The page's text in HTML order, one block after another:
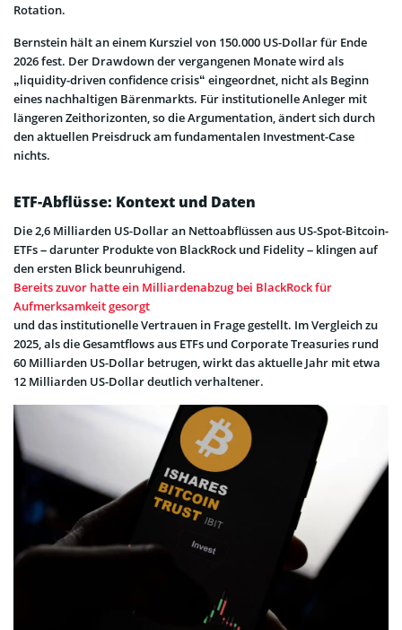
Rotation.
Bernstein hält an einem Kursziel von 150.000 US-Dollar für Ende
2026 fest. Der Drawdown der vergangenen Monate wird als
„liquidity-driven confidence crisis“ eingeordnet, nicht als Beginn
eines nachhaltigen Bärenmarkts. Für institutionelle Anleger mit
längeren Zeithorizonten, so die Argumentation, ändert sich durch
den aktuellen Preisdruck am fundamentalen Investment-Case
nichts.
ETF-Abflüsse: Kontext und Daten
Die 2,6 Milliarden US-Dollar an Nettoabflüssen aus US-Spot-Bitcoin-
ETFs – darunter Produkte von BlackRock und Fidelity – klingen auf
den ersten Blick beunruhigend.
Bereits zuvor hatte ein Milliardenabzug bei BlackRock für
Aufmerksamkeit gesorgt
und das institutionelle Vertrauen in Frage gestellt. Im Vergleich zu
2025, als die Gesamtflows aus ETFs und Corporate Treasuries rund
60 Milliarden US-Dollar betrugen, wirkt das aktuelle Jahr mit etwa
12 Milliarden US-Dollar deutlich verhaltener.